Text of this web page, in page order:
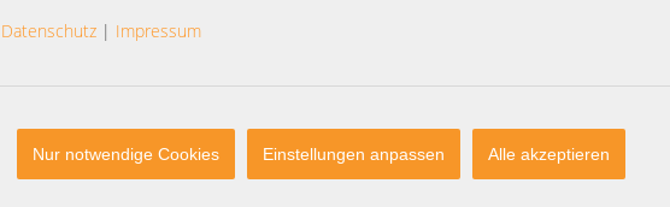
Datenschutz | Impressum
Nur notwendige Cookies Einstellungen anpassen Alle akzeptieren
KONTAKT SERVICE